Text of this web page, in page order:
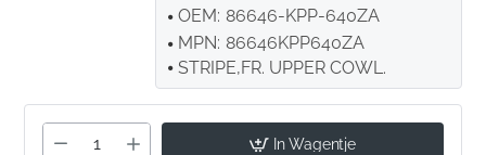
OEM: 86646-KPP-640ZA
MPN: 86646KPP640ZA
STRIPE,FR. UPPER COWL.
In Wagentje